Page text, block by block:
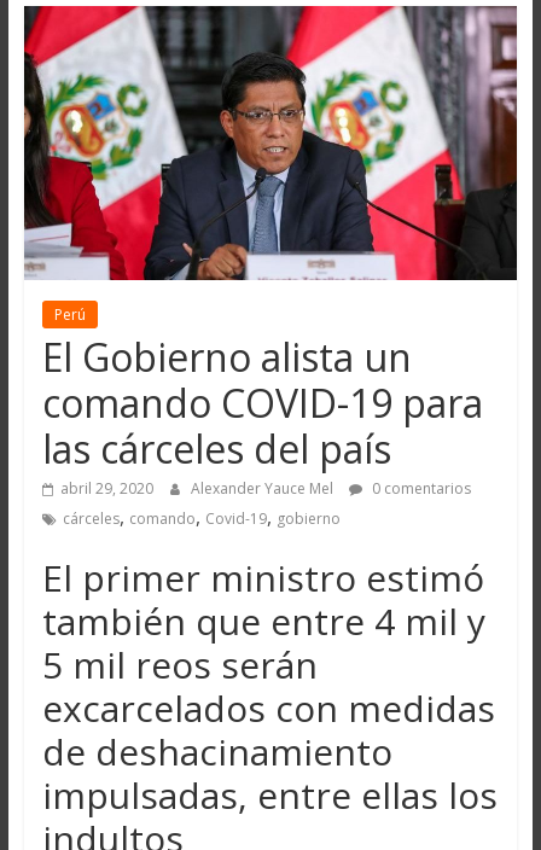
Perú
El Gobierno alista un
comando COVID-19 para
las cárceles del país
abril 29, 2020 Alexander Yauce Mel
0 comentarios
cárceles, comando, Covid-19, gobierno
El primer ministro estimó
también que entre 4 mil y
5 mil reos serán
excarcelados con medidas
de deshacinamiento
impulsadas, entre ellas los
indultos